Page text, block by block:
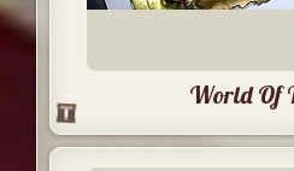
World Of